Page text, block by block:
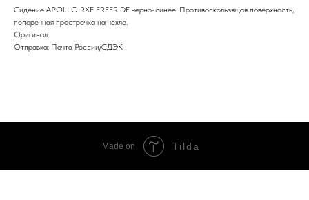
Сидение APOLLO RXF FREERIDE чёрно-синее. Противоскользящая поверхность,
поперечная прострочка на чехле.
Оригинал.
Отправка: Почта России/СДЭК
Made on Tilda